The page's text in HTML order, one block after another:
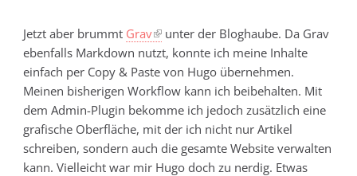
Jetzt aber brummt Grav
unter der Bloghaube. Da Grav
ebenfalls Markdown nutzt, konnte ich meine Inhalte
einfach per Copy & Paste von Hugo übernehmen.
Meinen bisherigen Workflow kann ich beibehalten. Mit
dem Admin-Plugin bekomme ich jedoch zusätzlich eine
grafische Oberfläche, mit der ich nicht nur Artikel
schreiben, sondern auch die gesamte Website verwalten
kann. Vielleicht war mir Hugo doch zu nerdig. Etwas